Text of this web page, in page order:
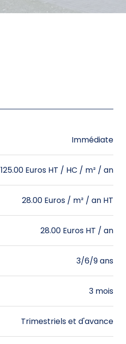
Immédiate
125.00 Euros HT / HC / m² / an
28.00 Euros / m² / an HT
28.00 Euros HT / an
3/6/9 ans
3 mois
Trimestriels et d'avance